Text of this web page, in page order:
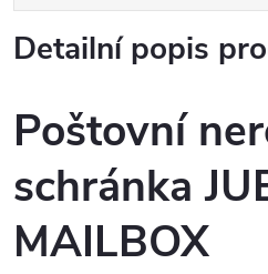
Detailní popis
Poštovní
schránka
MAILBOX